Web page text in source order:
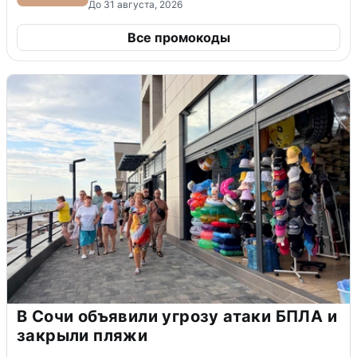
До 31 августа, 2026
Все промокоды
В Сочи объявили угрозу атаки БПЛА и
закрыли пляжи